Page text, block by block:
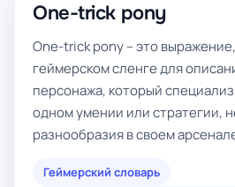
One-trick pony
One-trick pony – это
геймерском сленге для
персонажа, который
одном умении или стратегии,
разнообразия в своем
Геймерский словарь